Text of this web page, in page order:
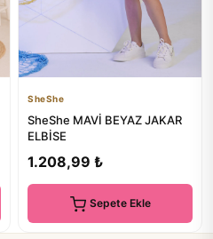
SheShe
SheShe MAVİ BEYAZ JAKAR
ELBİSE
1.208,99 ₺
Sepete Ekle